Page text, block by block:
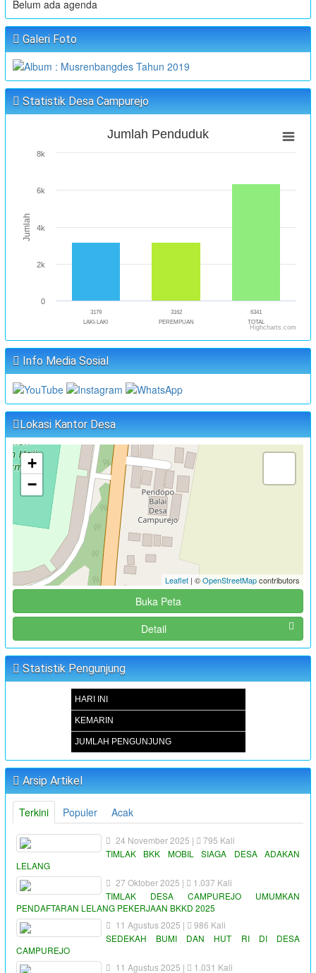
Belum ada agenda
Galeri Foto
Statistik Desa Campurejo
Jumlah
Jumlah Penduduk
3179
LAKI-LAKI
3162
PEREMPUAN
6341
TOTAL
0
2k
4k
6k
8k
Highcharts.com
Info Media Sosial
Lokasi Kantor Desa
+
−
Leaflet | ©OpenStreetMapcontributors
Buka Peta
Detail
Statistik Pengunjung
HARI INI
KEMARIN
JUMLAH PENGUNJUNG
Arsip Artikel
Terkini Populer Acak
24 November 2025 |
795 Kali
TIMLAK BKK MOBIL SIAGA DESA ADAKAN
LELANG
27 Oktober 2025 |
1.037 Kali
TIMLAK DESA CAMPUREJO UMUMKAN
PENDAFTARAN LELANG PEKERJAAN BKKD 2025
11 Agustus 2025 |
986 Kali
SEDEKAH BUMI DAN HUT RI DI DESA
CAMPUREJO
11 Agustus 2025 |
1.031 Kali